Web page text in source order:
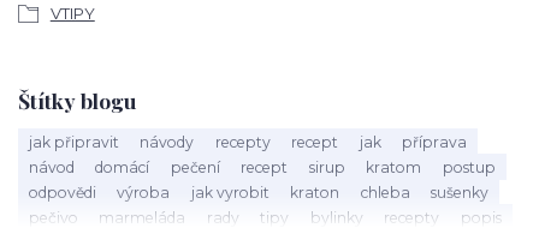
VTIPY
Štítky blogu
jak připravit návody recepty recept jak
příprava
návod
domácí pečení recept sirup kratom
postup
odpovědi
výroba jak vyrobit kraton chleba
sušenky
pečivo
marmeláda rady tipy bylinky recepty
popis